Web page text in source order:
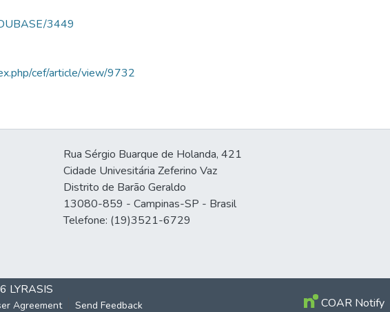
3449
cef/article/view/9732
Rua Sérgio Buarque de Holanda, 421
Cidade Univesitária Zeferino Vaz
Distrito de Barão Geraldo
13080-859 - Campinas-SP - Brasil
Telefone: (19)3521-6729
LYRASIS
Agreement Send Feedback COAR Notify